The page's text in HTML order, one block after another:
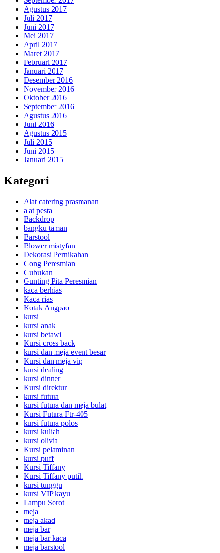
Agustus 2017
Juli 2017
Juni 2017
Mei 2017
April 2017
Maret 2017
Februari 2017
Januari 2017
Desember 2016
November 2016
Oktober 2016
September 2016
Agustus 2016
Juni 2016
Agustus 2015
Juli 2015
Juni 2015
Januari 2015
Kategori
Alat catering prasmanan
alat pesta
Backdrop
bangku taman
Barstool
Blower mistyfan
Dekorasi Pernikahan
Gong Peresmian
Gubukan
Gunting Pita Peresmian
kaca berhias
Kaca rias
Kotak Angpao
kursi
kursi anak
kursi betawi
Kursi cross back
kursi dan meja event besar
Kursi dan meja vip
kursi dealing
kursi dinner
Kursi direktur
kursi futura
kursi futura dan meja bulat
Kursi Futura Ftr-405
kursi futura polos
kursi kuliah
kursi olivia
Kursi pelaminan
kursi puff
Kursi Tiffany
Kursi Tiffany putih
kursi tunggu
kursi VIP kayu
Lampu Sorot
meja
meja akad
meja bar
meja bar kaca
meja barstool